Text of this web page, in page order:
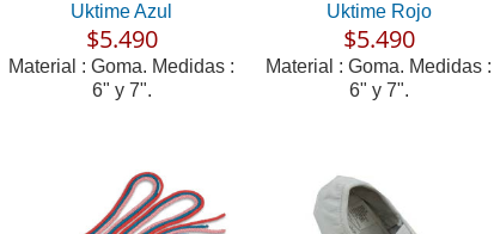
Uktime Azul
$5.490
Material : Goma. Medidas :
6" y 7".
Uktime Rojo
$5.490
Material : Goma. Medidas :
6" y 7".